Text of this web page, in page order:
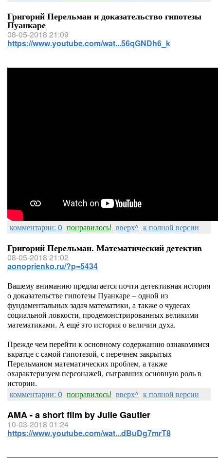
Григорий Перельман и доказательство гипотезы
Пуанкаре
08-05-2018 21:09
https://www.youtube.com/wat...56qGNDh6_k
комментарии: 0 понравилось! вверх^ к полной версии
Григорий Перельман. Математический детектив
08-05-2018 21:02
aonoprienko.ru/?p=5434
Вашему вниманию предлагается почти детективная история
о доказательстве гипотезы Пуанкаре – одной из
фундаментальных задач математики, а также о чудесах
социальной ловкости, продемонстрированных великими
математиками. А ещё это история о величии духа.
Прежде чем перейти к основному содержанию ознакомимся
вкратце с самой гипотезой, с перечнем закрытых
Перельманом математических проблем, а также
охарактеризуем персонажей, сыгравших основную роль в
истории.
комментарии: 0 понравилось! вверх^ к полной версии
AMA - a short film by Julie Gautier
10-03-2018 01:24
https://www.youtube.com/wat...dBuDg7mrT8